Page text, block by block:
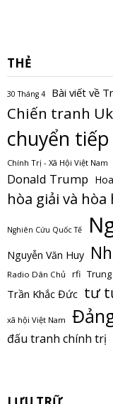
THẺ
30 Tháng 4 Bài viết về
Chiến tranh
chuyển
Chính Trị - Xã Hội Việt Nam
Donald Trump
hòa giải và
Nghiên Cứu Quốc Tế
Nguyễn Văn Huy
Radio Dân Chủ rfi
Trần Khắc Đức tư
xã hội Việt Nam
đấu tranh chính trị